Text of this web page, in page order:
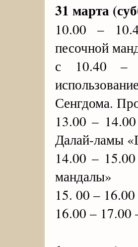
31 марта
10.00 –
песочной
с 10.40 –
Сенгдома.
13.00 –
Далай-ламы
14.00 –
мандалы»
15. 00 –
16.00 – 17.00